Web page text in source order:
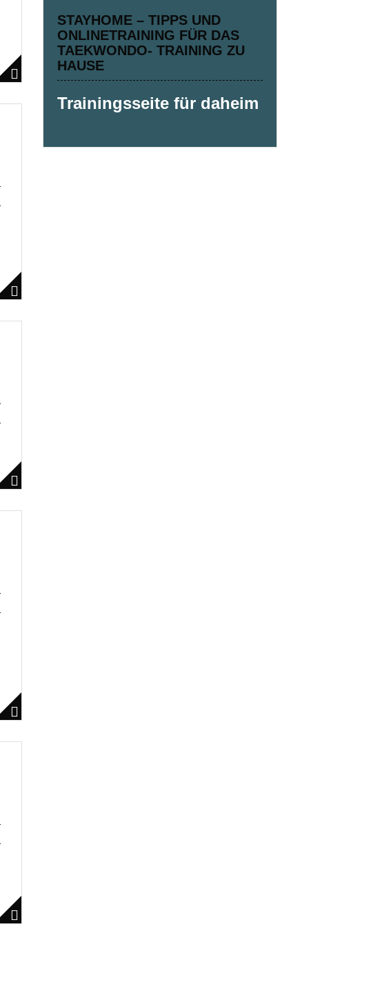
STAYHOME – TIPPS UND
ONLINETRAINING FÜR DAS
TAEKWONDO- TRAINING ZU
HAUSE
Trainingsseite für daheim